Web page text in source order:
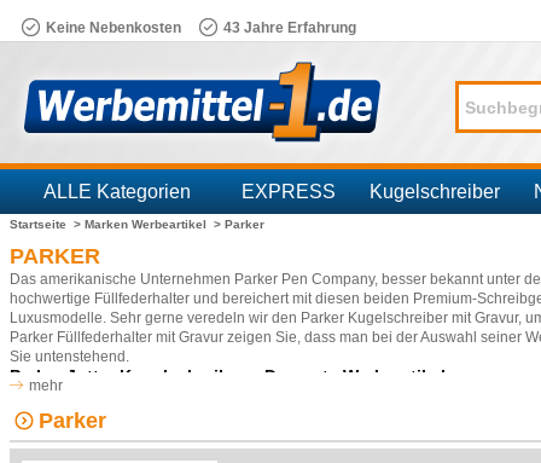
Keine Nebenkosten 43 Jahre Erfahrung
ALLE Kategorien EXPRESS Kugelschreiber
Startseite > Marken Werbeartikel > Parker
PARKER
Das amerikanische Unternehmen Parker Pen Company, besser bekannt unter
hochwertige Füllfederhalter und bereichert mit diesen beiden Premium-
Luxusmodelle. Sehr gerne veredeln wir den Parker Kugelschreiber mit Gravur,
Parker Füllfederhalter mit Gravur zeigen Sie, dass man bei der Auswahl seiner
Sie untenstehend.
Parker Jotter Kugelschreiber – Der erste Werbeartikel
Die Marke Parker, welche sich ganz und gar auf die Produktion von
Bundesstaat Wisconsin gegründet. Der erste Kugelschreiber kam dabei im
allem deshalb positive Aufmerksamkeit erzeugt, da dieses Modell insgesamt
Kugelschreibers wesentlich langsamer ab, als man es zuvor bei
mehr
Parker